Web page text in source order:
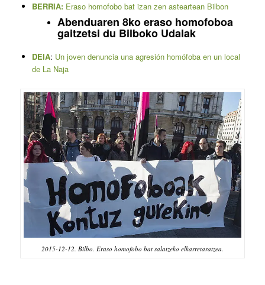
BERRIA:Eraso homofobo bat izan zen asteartean Bilbon
Abenduaren 8ko eraso homofoboa
gaitzetsi du Bilboko Udalak
DEIA: Un joven denuncia una agresión homófoba en un local
de La Naja
2015-12-12. Bilbo. Eraso homofobo bat salatzeko elkarretaratzea.